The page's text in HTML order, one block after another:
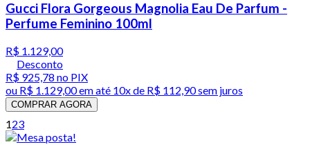
Gucci Flora Gorgeous Magnolia Eau De Parfum -
Perfume Feminino 100ml
R$ 1.129,00
Desconto
R$ 925,78 no PIX
ou R$ 1.129,00em até 10x de R$ 112,90 sem juros
COMPRAR AGORA
123